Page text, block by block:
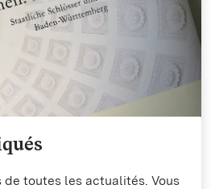
de toutes les actualités. Vous